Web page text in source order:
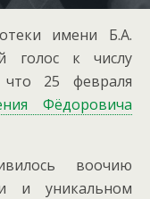
имени Б.А.
голос к числу
25 февраля
Фёдоровича
воочию
и уникальном